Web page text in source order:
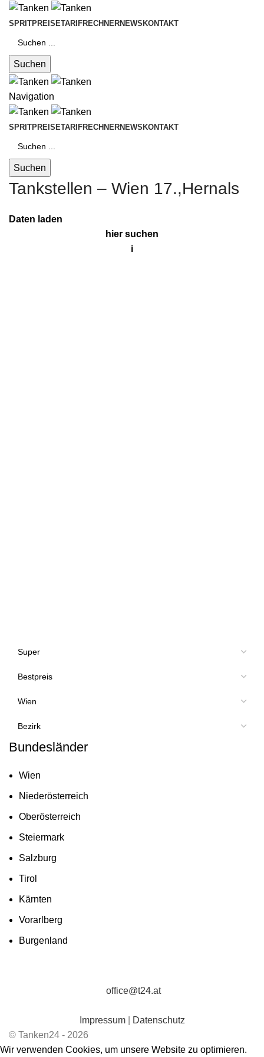
SPRITPREISETARIFRECHNERNEWS KONTAKT
Suchen
Navigation
SPRITPREISETARIFRECHNERNEWS KONTAKT
Suchen
Tankstellen – Wien 17.,Hernals
Daten laden
hier suchen
i
Bundesländer
Wien
Niederösterreich
Oberösterreich
Steiermark
Salzburg
Tirol
Kärnten
Vorarlberg
Burgenland
office@t24.at
Impressum|
Datenschutz
© Tanken24 - 2026
Wir verwenden Cookies, um unsere Website zu optimieren.